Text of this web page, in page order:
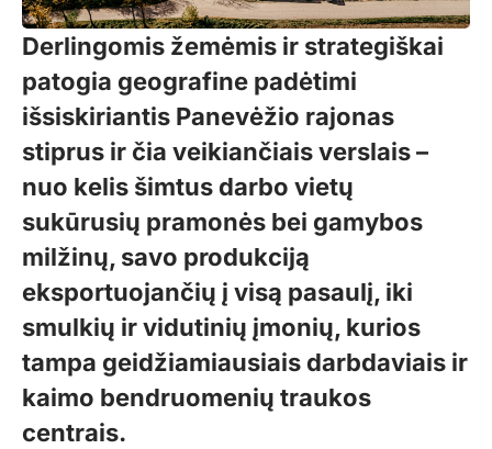
Derlingomis žemėmis ir strategiškai
patogia geografine padėtimi
išsiskiriantis Panevėžio rajonas
stiprus ir čia veikiančiais verslais –
nuo kelis šimtus darbo vietų
sukūrusių pramonės bei gamybos
milžinų, savo produkciją
eksportuojančių į visą pasaulį, iki
smulkių ir vidutinių įmonių, kurios
tampa geidžiamiausiais darbdaviais ir
kaimo bendruomenių traukos
centrais.